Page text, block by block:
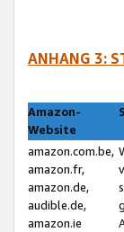
ANHANG 3:
Amazon-
Website
amazon.com.be,
amazon.fr,
amazon.de,
audible.de,
amazon.ie